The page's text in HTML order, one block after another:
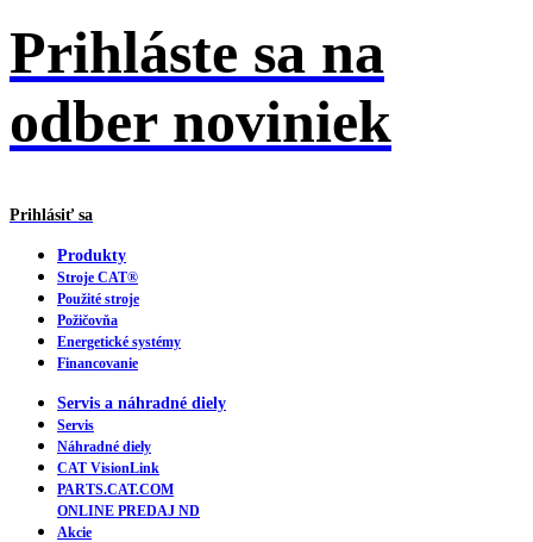
Prihláste sa na
odber noviniek
Prihlásiť sa
Produkty
Stroje CAT®
Použité stroje
Požičovňa
Energetické systémy
Financovanie
Servis a náhradné diely
Servis
Náhradné diely
CAT VisionLink
PARTS.CAT.COM
ONLINE PREDAJ ND
Akcie